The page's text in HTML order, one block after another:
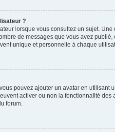
?
lorsque vous consultez un sujet.
de messages que vous avez
unique et personnelle à chaque
pouvez ajouter un avatar en
activer ou non la fonctionnalité
forum.